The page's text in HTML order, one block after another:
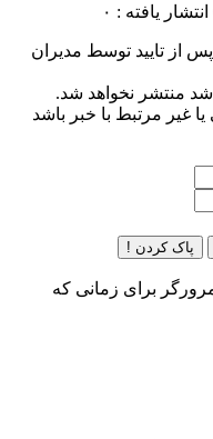
انتشار یافته : ۰
از تایید توسط مدیران
منتشر نخواهد شد.
غیر مرتبط با خبر باشد
پاک کردن !
برای زمانی که